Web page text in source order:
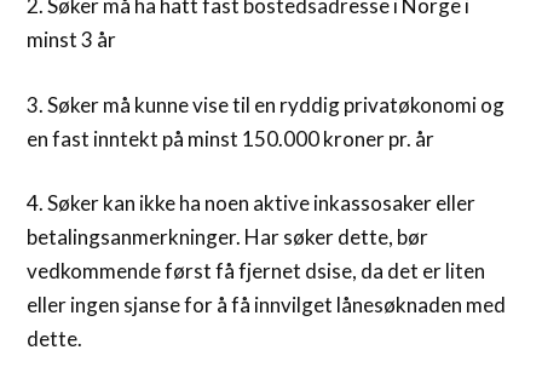
2. Søker må ha hatt fast bostedsadresse i Norge i
minst 3 år
3. Søker må kunne vise til en ryddig privatøkonomi og
en fast inntekt på minst 150.000 kroner pr. år
4. Søker kan ikke ha noen aktive inkassosaker eller
betalingsanmerkninger. Har søker dette, bør
vedkommende først få fjernet dsise, da det er liten
eller ingen sjanse for å få innvilget lånesøknaden med
dette.